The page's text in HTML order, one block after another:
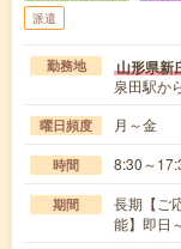
派遣
勤務地 山形県新
泉田駅か
曜日頻度 月～金
時間 8:30～
期間
長期【ご
能】即日